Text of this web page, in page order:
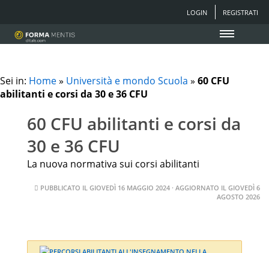
LOGIN REGISTRATI
Sei in: Home» Università e mondo Scuola » 60 CFU
abilitanti e corsi da 30 e 36 CFU
60 CFU abilitanti e corsi da
30 e 36 CFU
La nuova normativa sui corsi abilitanti
PUBBLICATO IL GIOVEDÌ 16 MAGGIO 2024 · AGGIORNATO IL GIOVEDÌ 6
AGOSTO 2026